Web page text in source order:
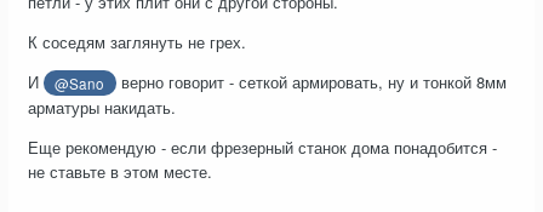
К соседям заглянуть не грех.
И
@Sano
верно говорит - сеткой армировать, ну и тонкой 8мм
арматуры накидать.
Еще рекомендую - если фрезерный станок дома понадобится -
не ставьте в этом месте.